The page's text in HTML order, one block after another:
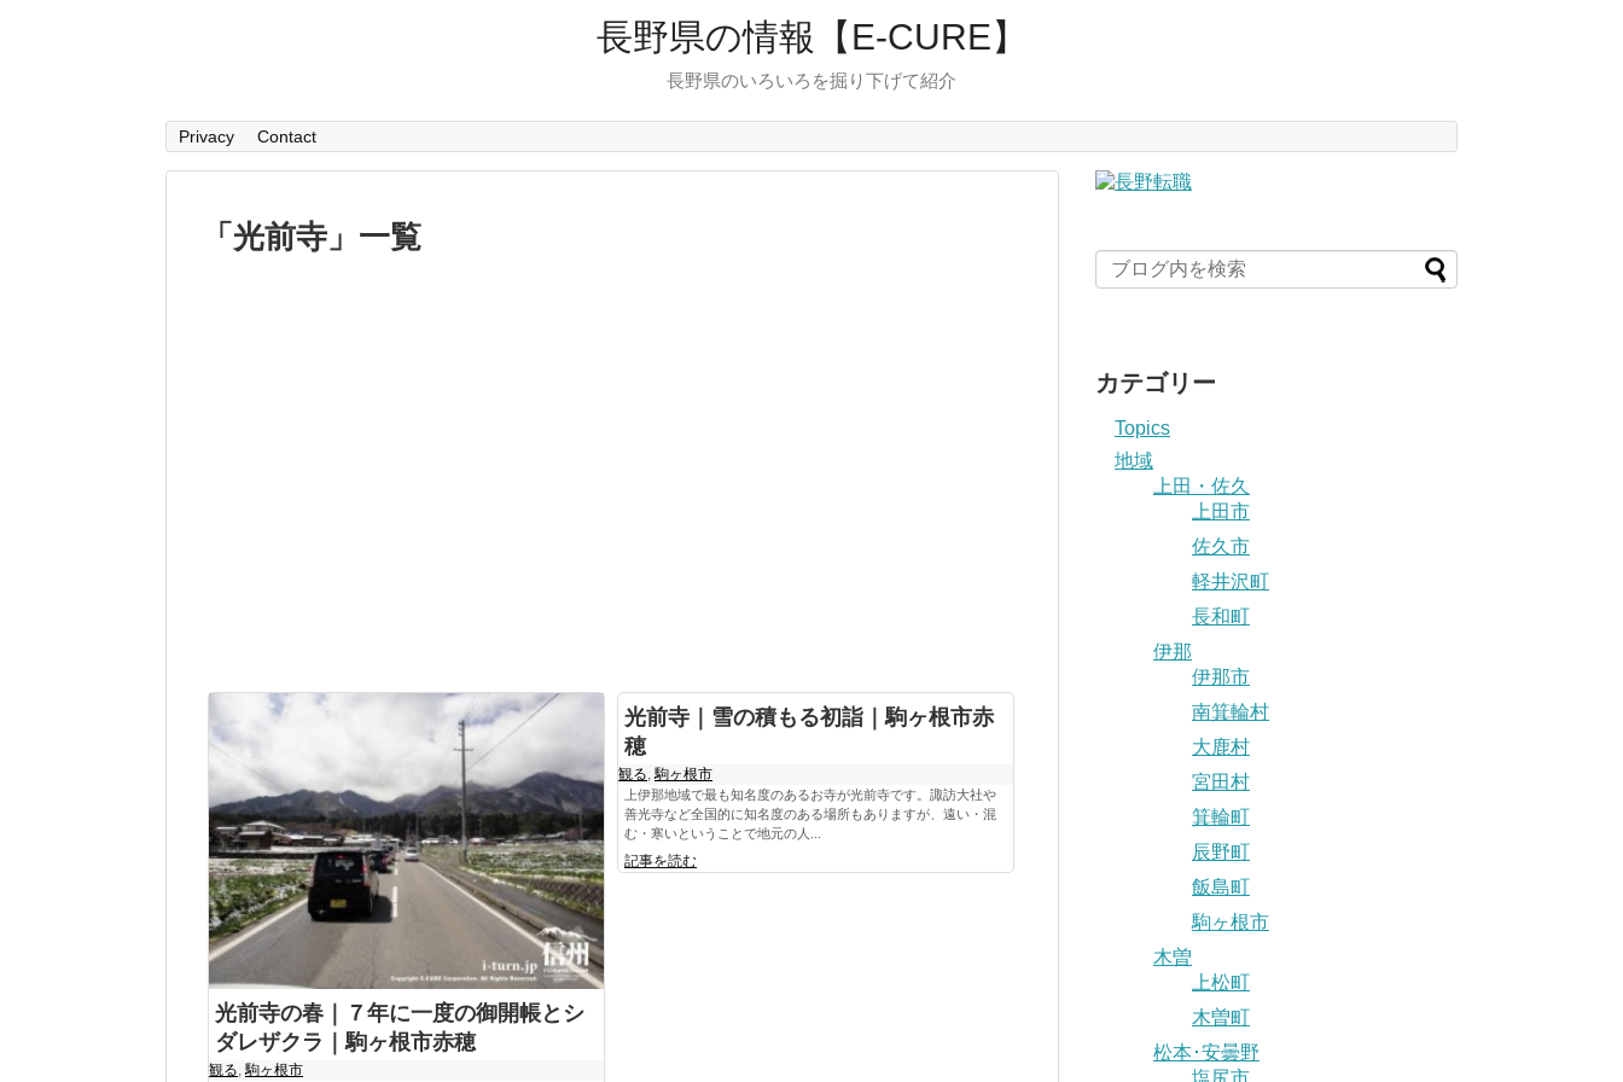
長野県の情報【E-CURE】
長野県のいろいろを掘り下げて紹介
Privacy Contact
「 光前寺 」 一覧
光前寺の春｜７年に一度の御開帳とシ
ダレザクラ｜駒ヶ根市赤穂
観る,駒ヶ根市
光前寺｜雪の積もる初詣｜駒ヶ根市赤
穂
観る 駒ヶ根市
上伊那地域で最も知名度のあるお寺が光前寺です。諏訪大社や
善光寺など全国的に知名度のある場所もありますが、遠い・混
む・寒いということで地元の人...
記事を読む
カテゴリー
Topics
地域
上田・佐久
上田市
佐久市
軽井沢町
長和町
伊那
伊那市
南箕輪村
大鹿村
宮田村
箕輪町
辰野町
飯島町
駒ヶ根市
木曽
上松町
木曽町
松本･安曇野